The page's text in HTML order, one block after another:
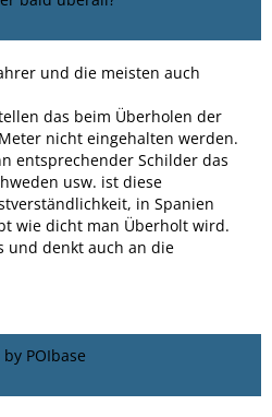
und die meisten auch
das beim Überholen der
nicht eingehalten werden.
entsprechender Schilder das
usw. ist diese
in Spanien
wie dicht man Überholt wird.
und denkt auch an die
POIbase